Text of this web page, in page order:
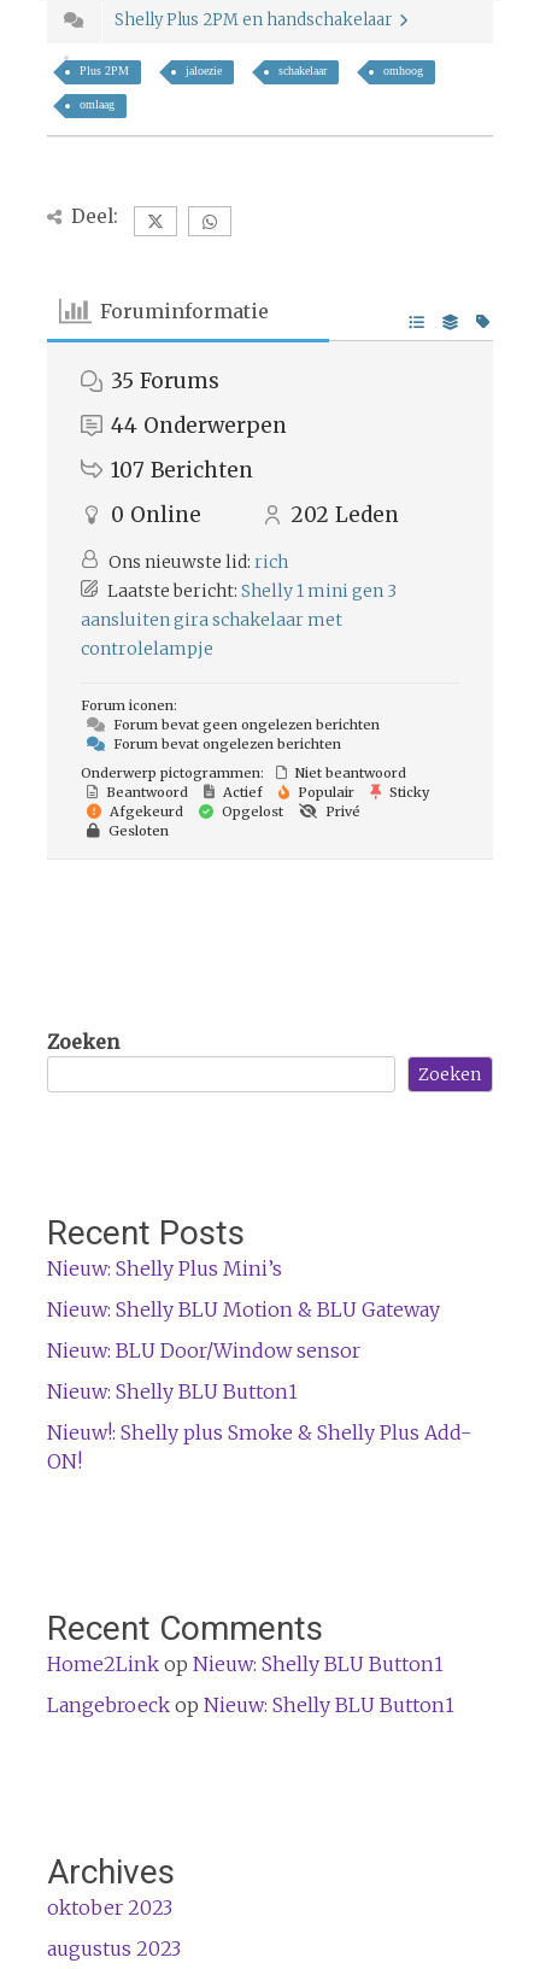
Shelly Plus 2PM en handschakelaar
Plus 2PM jaloezie schakelaar omhoog
omlaag
Deel:
Foruminformatie
35 Forums
44 Onderwerpen
107 Berichten
0 Online 202 Leden
Ons nieuwste lid: rich
Laatste bericht: Shelly 1 mini gen 3
aansluiten gira schakelaar met
controlelampje
Forum iconen:
Forum bevat geen ongelezen berichten
Forum bevat ongelezen berichten
Onderwerp pictogrammen:
Niet beantwoord
Beantwoord
Actief Populair
Sticky
Afgekeurd
Opgelost
Privé
Gesloten
Zoeken
Zoeken
Recent Posts
Nieuw: Shelly Plus Mini’s
Nieuw: Shelly BLU Motion & BLU Gateway
Nieuw: BLU Door/Window sensor
Nieuw: Shelly BLU Button1
Nieuw!: Shelly plus Smoke & Shelly Plus Add-
ON!
Recent Comments
Home2Linkop Nieuw: Shelly BLU Button1
Langebroeckop Nieuw: Shelly BLU Button1
Archives
oktober 2023
augustus 2023